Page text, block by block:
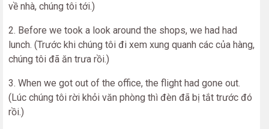
về nhà, chúng tôi tới.)
2. Before we took a look around the shops, we had had
lunch. (Trước khi chúng tôi đi xem xung quanh các của hàng,
chúng tôi đã ăn trưa rồi.)
3. When we got out of the office, the flight had gone out.
(Lúc chúng tôi rời khỏi văn phòng thì đèn đã bị tắt trước đó
rồi.)